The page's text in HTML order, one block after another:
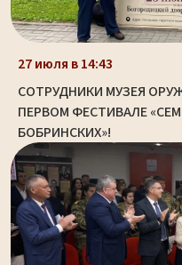
27 июля в 14:43
СОТРУДНИКИ МУЗЕЯ
ПЕРВОМ ФЕСТИВАЛЕ
БОБРИНСКИХ»!